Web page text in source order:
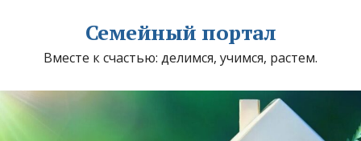
Семейный портал
Вместе к счастью: делимся, учимся, растем.